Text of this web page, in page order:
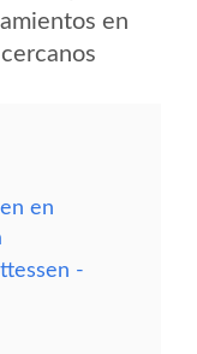
en
en
-